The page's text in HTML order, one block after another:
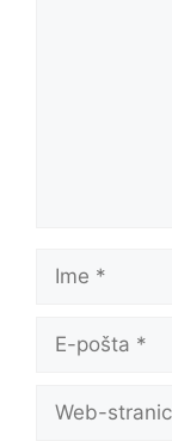
pošta
stranica